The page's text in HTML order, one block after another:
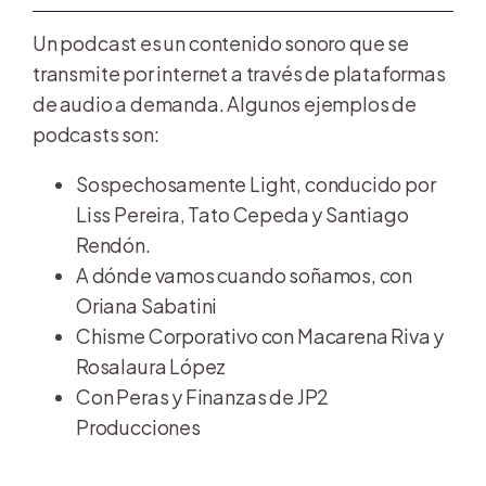
Un podcast es un contenido sonoro que se
transmite por internet a través de plataformas
de audio a demanda. Algunos ejemplos de
podcasts son:
Sospechosamente Light, conducido por
Liss Pereira, Tato Cepeda y Santiago
Rendón.
A dónde vamos cuando soñamos, con
Oriana Sabatini
Chisme Corporativo con Macarena Riva y
Rosalaura López
Con Peras y Finanzas de JP2
Producciones